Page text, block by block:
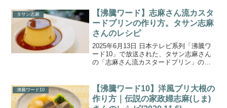
の「嗚呼!!みんなの動物園（I LOVE みん
なのどう...
タサン志麻
【沸騰ワード】志麻さん流カスタ
ードプリンの作り方。タサン志麻
さんのレシピ
2025年6月13日 日本テレビ系列「沸騰ワ
ード10」で放送された、タサン志麻さん
の「志麻さん流カスタードプリン」の作
は、フランス風図書館に200㎏インテリア
が到着...
沸騰ワード10
【沸騰ワード10】洋風ブリ大根の
作り方｜伝説の家政婦志麻(しま)